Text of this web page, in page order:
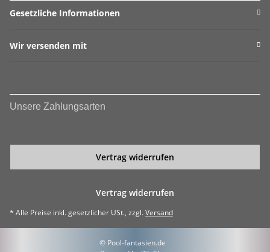
Gesetzliche Informationen
Wir versenden mit
Unsere Zahlungsarten
Vertrag widerrufen
Vertrag widerrufen
* Alle Preise inkl. gesetzlicher USt., zzgl.Versand
© Pool-fantasien.de